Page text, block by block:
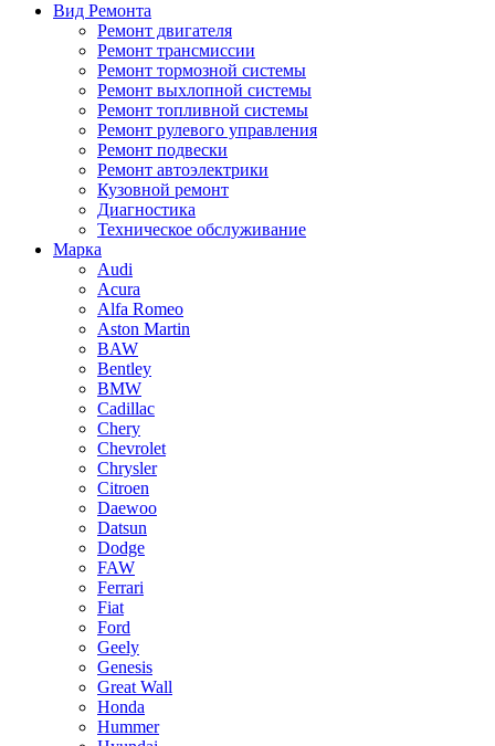
Вид Ремонта
Ремонт двигателя
Ремонт трансмиссии
Ремонт тормозной системы
Ремонт выхлопной системы
Ремонт топливной системы
Ремонт рулевого управления
Ремонт подвески
Ремонт автоэлектрики
Кузовной ремонт
Диагностика
Техническое обслуживание
Марка
Audi
Acura
Alfa Romeo
Aston Martin
BAW
Bentley
BMW
Cadillac
Chery
Chevrolet
Chrysler
Citroen
Daewoo
Datsun
Dodge
FAW
Ferrari
Fiat
Ford
Geely
Genesis
Great Wall
Honda
Hummer